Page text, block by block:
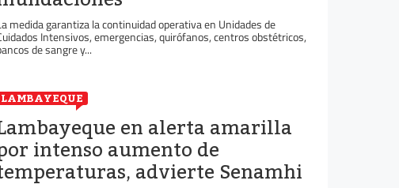
medida garantiza la continuidad operativa en Unidades de
Intensivos, emergencias, quirófanos, centros obstétricos,
de sangre y...
LAMBAYEQUE
en alerta amarilla
intenso aumento de
advierte Senamhi